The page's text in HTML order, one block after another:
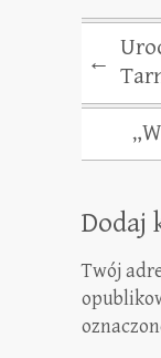
←
Dodaj
Twój